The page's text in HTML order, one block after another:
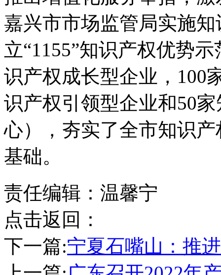
嘉兴市市场监管局实施
立“1155”知识产权优势
识产权成长型企业，100
识产权引领型企业和50
心），夯实了全市知识
基础。
责任编辑：温馨宁
点击返回：
下一篇:宁夏石嘴山：推